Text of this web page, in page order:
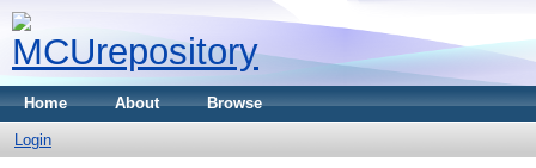
Home About Browse
Login